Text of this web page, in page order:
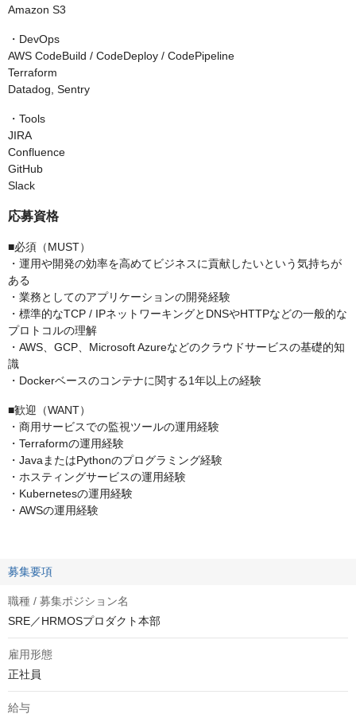
Amazon S3
・DevOps
AWS CodeBuild / CodeDeploy / CodePipeline
Terraform
Datadog, Sentry
・Tools
JIRA
Confluence
GitHub
Slack
応募資格
■必須（MUST）
・運用や開発の効率を高めてビジネスに貢献したいという気持ちが
ある
・業務としてのアプリケーションの開発経験
・標準的なTCP / IPネットワーキングとDNSやHTTPなどの一般的な
プロトコルの理解
・AWS、GCP、Microsoft Azureなどのクラウドサービスの基礎的知
識
・Dockerベースのコンテナに関する1年以上の経験
■歓迎（WANT）
・商用サービスでの監視ツールの運用経験
・Terraformの運用経験
・JavaまたはPythonのプログラミング経験
・ホスティングサービスの運用経験
・Kubernetesの運用経験
・AWSの運用経験
募集要項
職種 / 募集ポジション名
SRE／HRMOSプロダクト本部
雇用形態
正社員
給与